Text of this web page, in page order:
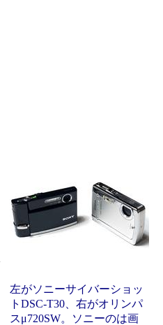
左がソニーサイバーショッ
トDSC-T30、右がオリンパ
スμ720SW。ソニーのは画